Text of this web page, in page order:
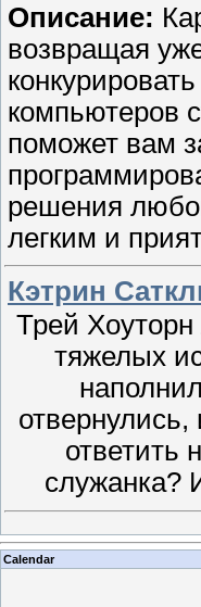
Описание:
возвращая
компьютеров
поможет вам
решения
легким и
Кэтрин
Трей
тяжелых
ответить
служанка?
Calendar